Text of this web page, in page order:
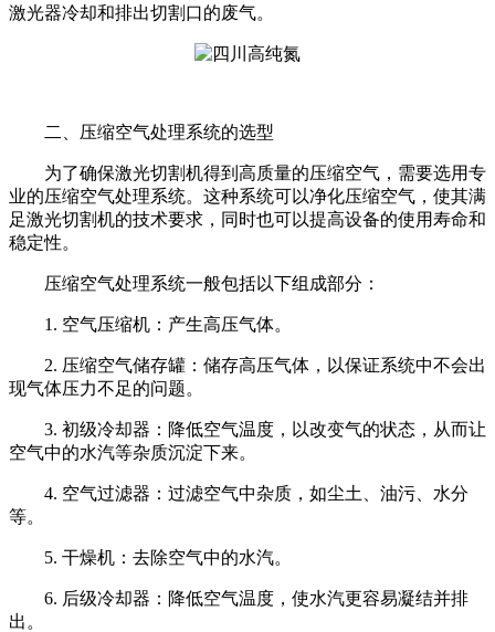
激光器冷却和排出切割口的废气。
二、压缩空气处理系统的选型
为了确保激光切割机得到高质量的压缩空气，需要选用专
业的压缩空气处理系统。这种系统可以净化压缩空气，使其满
足激光切割机的技术要求，同时也可以提高设备的使用寿命和
稳定性。
压缩空气处理系统一般包括以下组成部分：
1. 空气压缩机：产生高压气体。
2. 压缩空气储存罐：储存高压气体，以保证系统中不会出
现气体压力不足的问题。
3. 初级冷却器：降低空气温度，以改变气的状态，从而让
空气中的水汽等杂质沉淀下来。
4. 空气过滤器：过滤空气中杂质，如尘土、油污、水分
等。
5. 干燥机：去除空气中的水汽。
6. 后级冷却器：降低空气温度，使水汽更容易凝结并排
出。